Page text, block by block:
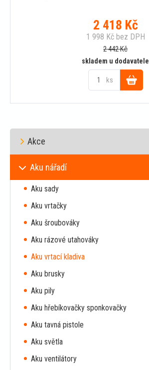
2 418 Kč
1 998 Kčbez DPH
2 442Kč
skladem u dodavatele
ks
Do
Akce
Aku nářadí
Aku sady
Aku vrtačky
Aku šroubováky
Aku rázové utahováky
Aku vrtací kladiva
Aku brusky
Aku pily
Aku hřebíkovačky sponkovačky
Aku tavná pistole
Aku světla
Aku ventilátory